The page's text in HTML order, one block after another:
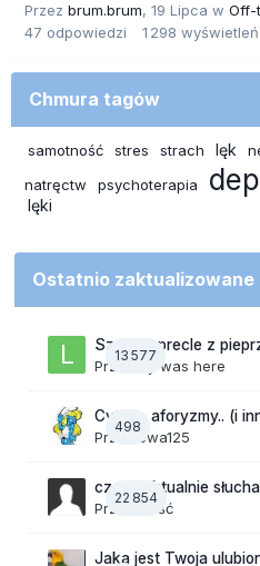
Przez brum.brum, 19 Lipca w Off-
47 odpowiedzi 1 298 wyświetleń
Chmura tagów
samotność stres strach lęk
natręctw
psychoterapia
lęki
Ostatnio zaktualizowane
13 577
Szalone precle z
Przezlily was here
498
Cytaty, aforyzmy.. (i
Przezewa125
22 854
czego aktualnie
Przez Gość
Jaka jest Twoja